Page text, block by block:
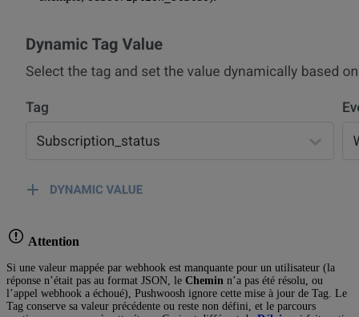
Attention
Si une valeur mappée par webhook est manquante pour un utilisateur (la
réponse n’était pas au format JSON, le Chemin n’a pas été résolu, ou
l’appel webhook a échoué), Pushwoosh ignore cette mise à jour de Tag. Le
Tag conserve sa valeur précédente ou reste non défini, et le parcours